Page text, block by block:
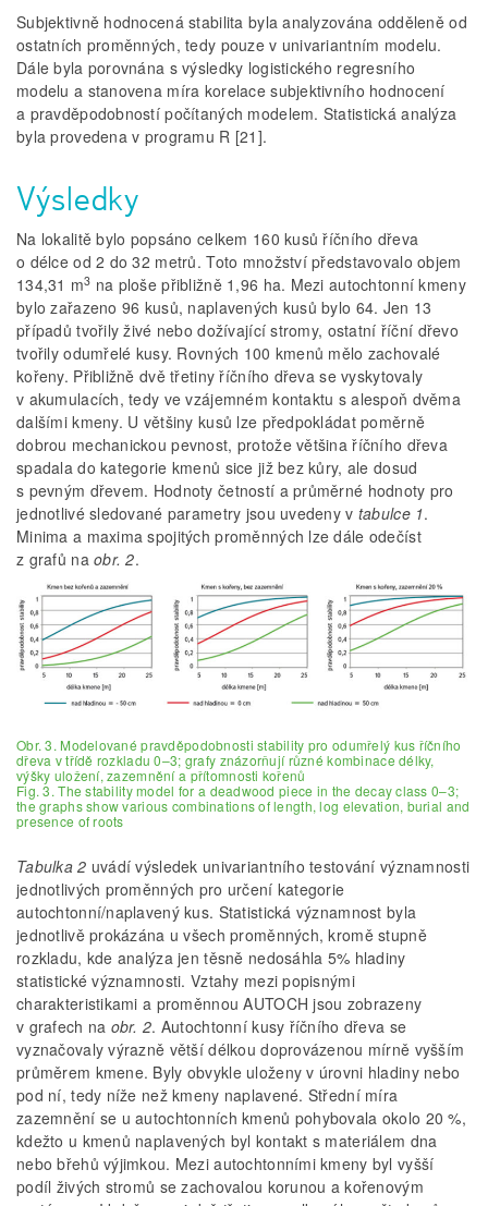
Subjektivně hodnocená stabilita byla analyzována odděleně od
ostatních proměnných, tedy pouze v univariantním modelu.
Dále byla porovnána s výsledky logistického regresního
modelu a stanovena míra korelace subjektivního hodnocení
a pravděpodobností počítaných modelem. Statistická analýza
byla provedena v programu R [21].
Výsledky
Na lokalitě bylo popsáno celkem 160 kusů říčního dřeva
o délce od 2 do 32 metrů. Toto množství představovalo objem
134,31 m3 na ploše přibližně 1,96 ha. Mezi autochtonní kmeny
bylo zařazeno 96 kusů, naplavených kusů bylo 64. Jen 13
případů tvořily živé nebo dožívající stromy, ostatní říční dřevo
tvořily odumřelé kusy. Rovných 100 kmenů mělo zachovalé
kořeny. Přibližně dvě třetiny říčního dřeva se vyskytovaly
v akumulacích, tedy ve vzájemném kontaktu s alespoň dvěma
dalšími kmeny. U většiny kusů lze předpokládat poměrně
dobrou mechanickou pevnost, protože většina říčního dřeva
spadala do kategorie kmenů sice již bez kůry, ale dosud
s pevným dřevem. Hodnoty četností a průměrné hodnoty pro
jednotlivé sledované parametry jsou uvedeny v tabulce 1.
Minima a maxima spojitých proměnných lze dále odečíst
z grafů naobr. 2.
Obr. 3. Modelované pravděpodobnosti stability pro odumřelý kus říčního
dřeva v třídě rozkladu 0–3; grafy znázorňují různé kombinace délky,
výšky uložení, zazemnění a přítomnosti kořenů
Fig. 3. The stability model for a deadwood piece in the decay class 0–3;
the graphs show various combinations of length, log elevation, burial and
presence of roots
Tabulka 2 uvádí výsledek univariantního testování významnosti
jednotlivých proměnných pro určení kategorie
autochtonní/naplavený kus. Statistická významnost byla
jednotlivě prokázána u všech proměnných, kromě stupně
rozkladu, kde analýza jen těsně nedosáhla 5% hladiny
statistické významnosti. Vztahy mezi popisnými
charakteristikami a proměnnou AUTOCH jsou zobrazeny
v grafech na obr. 2. Autochtonní kusy říčního dřeva se
vyznačovaly výrazně větší délkou doprovázenou mírně vyšším
průměrem kmene. Byly obvykle uloženy v úrovni hladiny nebo
pod ní, tedy níže než kmeny naplavené. Střední míra
zazemnění se u autochtonních kmenů pohybovala okolo 20 %,
kdežto u kmenů naplavených byl kontakt s materiálem dna
nebo břehů výjimkou. Mezi autochtonními kmeny byl vyšší
podíl živých stromů se zachovalou korunou a kořenovým